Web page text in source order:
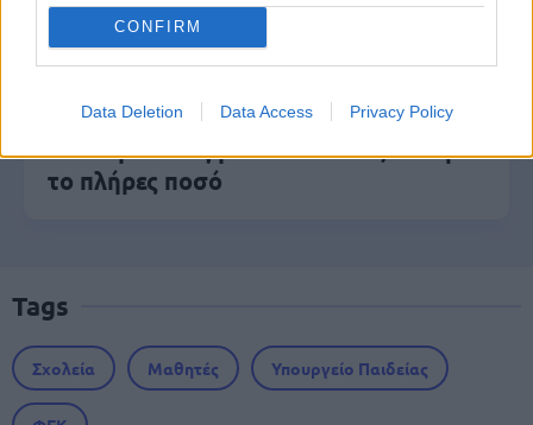
CONFIRM
Data Deletion Data Access Privacy Policy
ΑΣΕΠ: Οι τρεις επικρατέστεροι
υποψήφιοι για την ΑΕΜΥ
Εθνική Σύνταξη 2026: Στα 446,87 ευρώ
το πλήρες ποσό
Tags
Σχολεία Μαθητές Υπουργείο Παιδείας